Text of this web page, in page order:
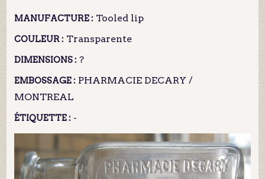
MANUFACTURE : Tooled lip
COULEUR : Transparente
DIMENSIONS : ?
EMBOSSAGE : PHARMACIE DECARY /
MONTREAL
ÉTIQUETTE : -